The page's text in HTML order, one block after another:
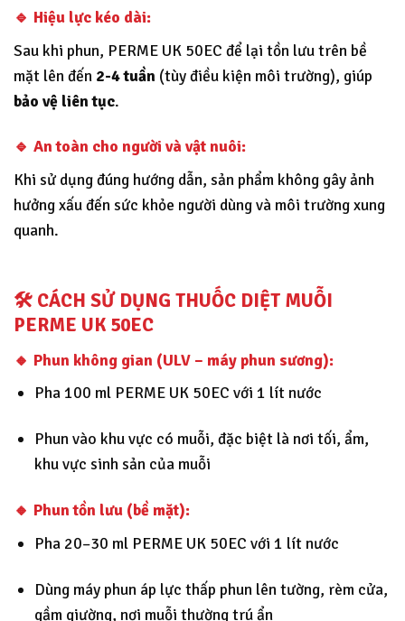
🔹 Hiệu lực kéo dài:
Sau khi phun, PERME UK 50EC để lại tồn lưu trên bề
mặt lên đến 2-4 tuần (tùy điều kiện môi trường), giúp
bảo vệ liên tục.
🔹 An toàn cho người và vật nuôi:
Khi sử dụng đúng hướng dẫn, sản phẩm không gây ảnh
hưởng xấu đến sức khỏe người dùng và môi trường xung
quanh.
🛠️ CÁCH SỬ DỤNG THUỐC DIỆT MUỖI
PERME UK 50EC
🔸 Phun không gian (ULV – máy phun sương):
Pha 100 ml PERME UK 50EC với 1 lít nước
Phun vào khu vực có muỗi, đặc biệt là nơi tối, ẩm,
khu vực sinh sản của muỗi
🔸 Phun tồn lưu (bề mặt):
Pha 20–30 ml PERME UK 50EC với 1 lít nước
Dùng máy phun áp lực thấp phun lên tường, rèm cửa,
gầm giường, nơi muỗi thường trú ẩn